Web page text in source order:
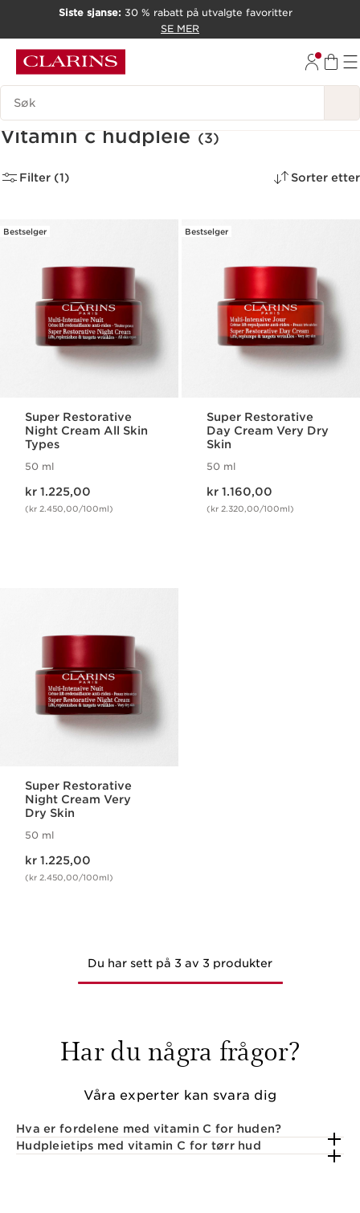
GÅ TIL BUNNTEKST
Siste sjanse: 30 % rabatt på utvalgte favoritter
SE MER
Søk Forklaring
Vitamin c hudpleie (3)
Filter (1) Sorter etter
Bestselger
Super Restorative
Night Cream All Skin
Types
50 ml
kr 1.225,00
(kr 2.450,00/100ml)
Bestselger
Super Restorative
Day Cream Very Dry
Skin
50 ml
kr 1.160,00
(kr 2.320,00/100ml)
Super Restorative
Night Cream Very
Dry Skin
50 ml
kr 1.225,00
(kr 2.450,00/100ml)
Du har sett på 3 av 3 produkter
Har du några frågor?
Våra experter kan svara dig
Hva er fordelene med vitamin C for huden?
Hudpleietips med vitamin C for tørr hud